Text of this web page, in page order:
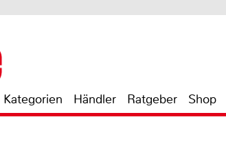
Kategorien Händler Ratgeber Shop